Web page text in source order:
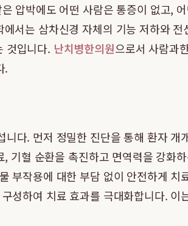
압박에도 어떤 사람은 통증이 없고,
서는 삼차신경 자체의 기능 저하와
것입니다. 난치병한의원으로서 사람과
.
다. 먼저 정밀한 진단을 통해 환자
기혈 순환을 촉진하고 면역력을 강화
부작용에 대한 부담 없이 안전하게 치
성하여 치료 효과를 극대화합니다.